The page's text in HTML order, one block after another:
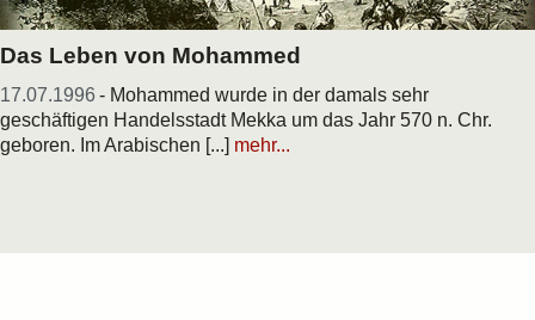
Das Leben von Mohammed
17.07.1996 - Mohammed wurde in der damals sehr
geschäftigen Handelsstadt Mekka um das Jahr 570 n. Chr.
geboren. Im Arabischen [...] mehr...